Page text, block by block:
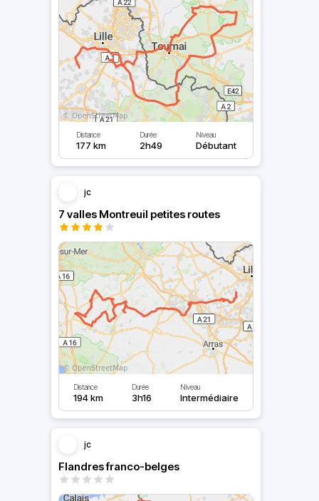
Distance
177 km
Durée
2h49
Niveau
Débutant
jc
7 valles Montreuil petites routes
Distance
194 km
Durée
3h16
Niveau
Intermédiaire
jc
Flandres franco-belges